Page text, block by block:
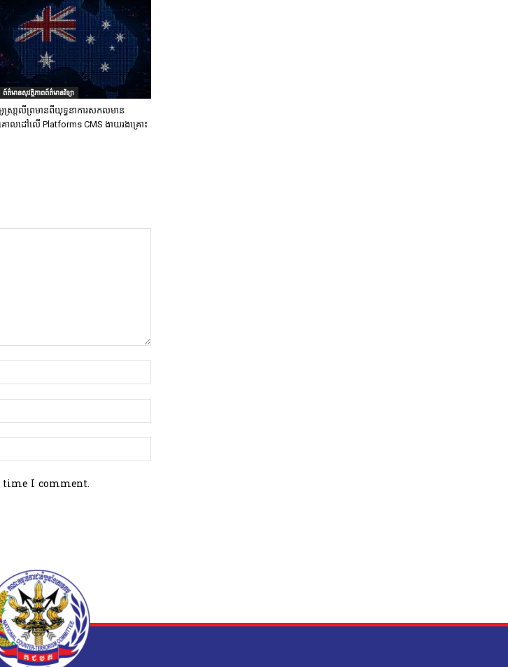
ព័ត៌មានសុវត្ថិភាពព័ត៌មានវិទ្យា
ស្រា្តលីព្រមានពីយុទ្ធនាការសកលមាន
ោលដៅលើ Platforms CMS ងាយរងគ្រោះ
time I comment.